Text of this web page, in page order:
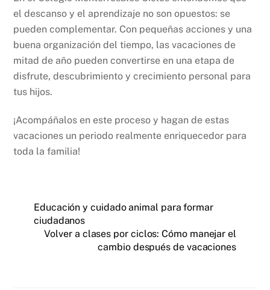
el descanso y el aprendizaje no son opuestos: se
pueden complementar. Con pequeñas acciones y una
buena organización del tiempo, las vacaciones de
mitad de año pueden convertirse en una etapa de
disfrute, descubrimiento y crecimiento personal para
tus hijos.
¡Acompáñalos en este proceso y hagan de estas
vacaciones un periodo realmente enriquecedor para
toda la familia!
Educación y cuidado animal para formar
ciudadanos
Volver a clases por ciclos: Cómo manejar el
cambio después de vacaciones